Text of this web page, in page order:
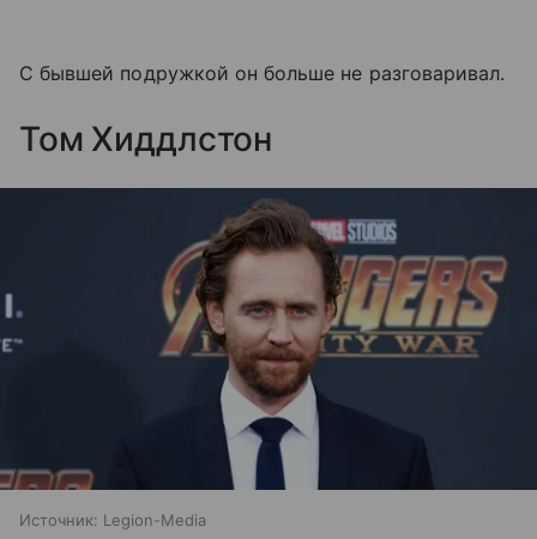
С бывшей подружкой он больше не разговаривал.
Том Хиддлстон
Источник: Legion-Media